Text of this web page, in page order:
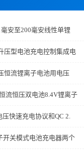
安至200毫安线性单锂
压型电池充电控制集成电
恒流锂离子电池用电压
流恒压双电池8.4V锂离子
快速充电协议和QC 2.
开关模式电池充电器两个